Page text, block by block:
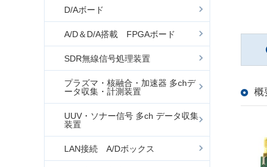
D/Aボード
A/D＆D/A搭載 FPGAボード
SDR無線信号処理装置
プラズマ・核融合・加速器 多chデ
ータ収集・計測装置
UUV・ソナー信号 多ch データ収集
装置
LAN接続 A/Dボックス
概